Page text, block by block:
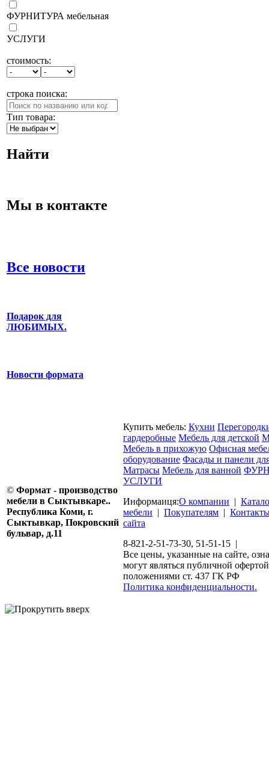
ФУРНИТУРА мебельная
УСЛУГИ
стоимость:
строка поиска:
Тип товара:
Найти
Мы в контакте
Все новости
Подарок для
ЛЮБИМЫХ.
Новости формата
© Формат - производство
мебели в Сыктывкаре..
Республика Коми, г.
Сыктывкар, Покровский
бульвар, д.11
Купить мебель: Кухни
гардеробные Мебель для детской
Мебель в прихожую Офисная
оборудование Фасады и панели
Матрасы Мебель для ванной
УСЛУГИ
Информаиця:О компании |
мебели | Покупателям |
сайта
8-821-2-51-73-30, 51-51-15 |
Все цены, указанные на сайте,
могут являться публичной
положениями ст. 437 ГК РФ
Политика конфиденциальности.